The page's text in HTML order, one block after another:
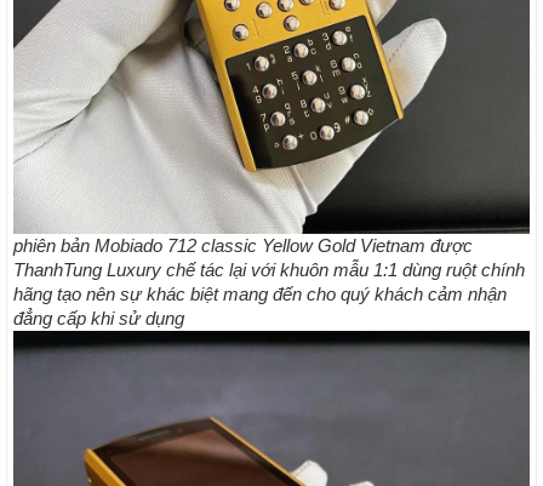
phiên bản Mobiado 712 classic Yellow Gold Vietnam được
ThanhTung Luxury chế tác lại với khuôn mẫu 1:1 dùng ruột chính
hãng tạo nên sự khác biệt mang đến cho quý khách cảm nhận
đẳng cấp khi sử dụng